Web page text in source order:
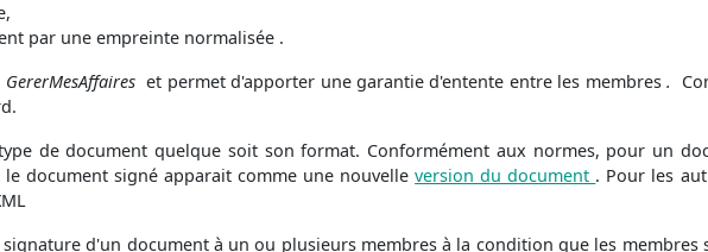
par une empreinte normalisée .
GererMesAffaireset permet d'apporter une garantie d'entente entre les membres .
de document quelque soit son format. Conformément aux normes, pour un
document signé apparait comme une nouvelleversion du document . Pour les
d'un document à un ou plusieurs membres à la condition que les